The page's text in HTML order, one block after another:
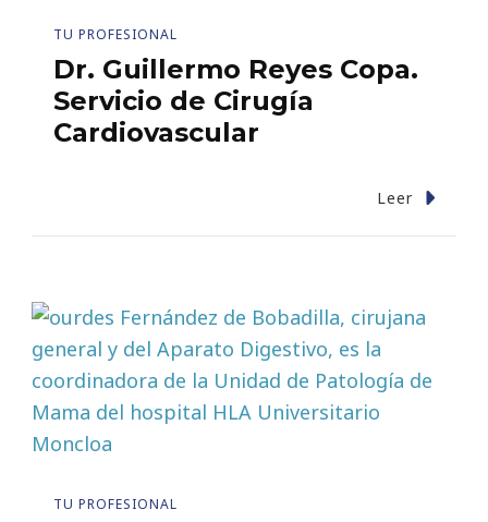
TU PROFESIONAL
Dr. Guillermo Reyes Copa.
Servicio de Cirugía
Cardiovascular
Leer
TU PROFESIONAL